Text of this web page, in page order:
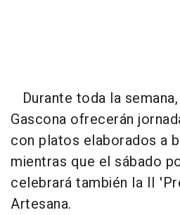
Durante toda la
Gascona ofrecerán
con platos elaborados a
mientras que el sábado
celebrará también la II
Artesana.